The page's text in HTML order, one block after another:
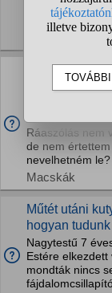
és kiadom az
ráengedi a
Támadó
megfogni?
Állatorvosnál
Ráaszólás nem
de nem
nevelhetném
Macskák
Műtét utáni
hogyan
Nagytestű 7
Estére
mondták nincs